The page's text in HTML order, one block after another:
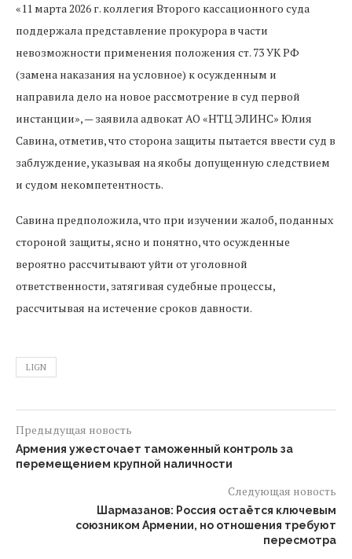
«11 марта 2026 г. коллегия Второго кассационного суда
поддержала представление прокурора в части
невозможности применения положения ст. 73 УК РФ
(замена наказания на условное) к осужденным и
направила дело на новое рассмотрение в суд первой
инстанции», — заявила адвокат АО «НТЦ ЭЛИНС» Юлия
Савина, отметив, что сторона защиты пытается ввести суд в
заблуждение, указывая на якобы допущенную следствием
и судом некомпетентность.
Савина предположила, что при изучении жалоб, поданных
стороной защиты, ясно и понятно, что осужденные
вероятно рассчитывают уйти от уголовной
ответственности, затягивая судебные процессы,
рассчитывая на истечение сроков давности.
LIGN
Предыдущая новость
Армения ужесточает таможенный контроль за
перемещением крупной наличности
Следующая новость
Шармазанов: Россия остаётся ключевым
союзником Армении, но отношения требуют
пересмотра